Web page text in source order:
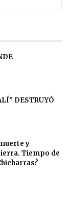
DESTRUYÓ
y
Tiempo de